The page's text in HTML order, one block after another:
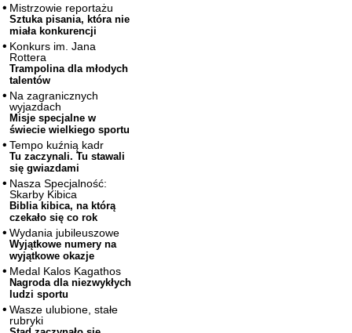
Mistrzowie reportażu
Sztuka pisania, która nie
miała konkurencji
Konkurs im. Jana
Rottera
Trampolina dla młodych
talentów
Na zagranicznych
wyjazdach
Misje specjalne w
świecie wielkiego sportu
Tempo kuźnią kadr
Tu zaczynali. Tu stawali
się gwiazdami
Nasza Specjalność:
Skarby Kibica
Biblia kibica, na którą
czekało się co rok
Wydania jubileuszowe
Wyjątkowe numery na
wyjątkowe okazje
Medal Kalos Kagathos
Nagroda dla niezwykłych
ludzi sportu
Wasze ulubione, stałe
rubryki